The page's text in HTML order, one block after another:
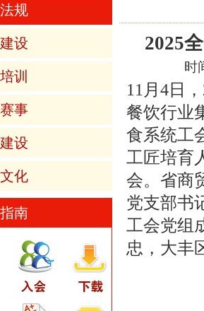
规
设
训
事
设
化
南
2025
时
11月4日
餐饮行业
食系统工
工匠培育
会。省商
党支部书
工会党组
忠，大丰